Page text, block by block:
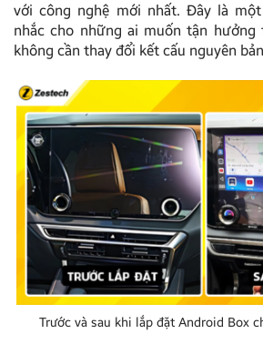
với công nghệ mới nhất. Đây là
nhắc cho những ai muốn tận hưởng
không cần thay đổi kết cấu nguyên
Trước và sau khi lắp đặt Android Box